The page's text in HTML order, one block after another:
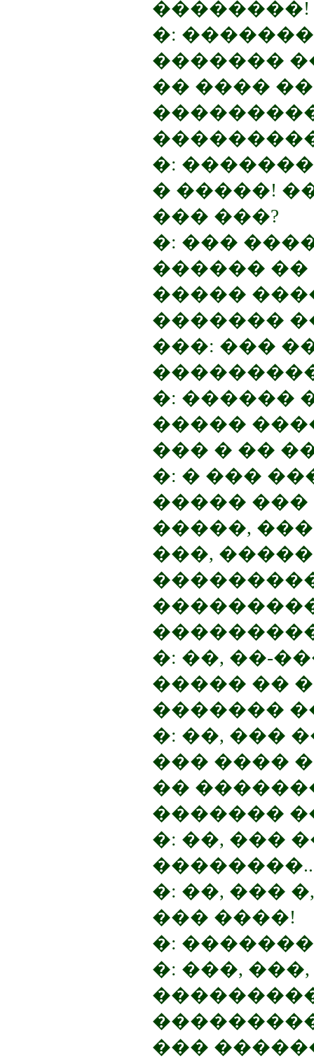
��������!
�:
�������
�� ����
�:
� �����!
��� ���?
�: ���
������ ��
�����
�������
���: ���
�: ������
�����
��� � ��
�: � ���
����� ���
�����,
���,
�: ��, ��-
����� ��
�������
�: ��, ���
��� ����
��
�������
�: ��, ���
�: ��, ���
��� ����!
�:
�: ���,
���